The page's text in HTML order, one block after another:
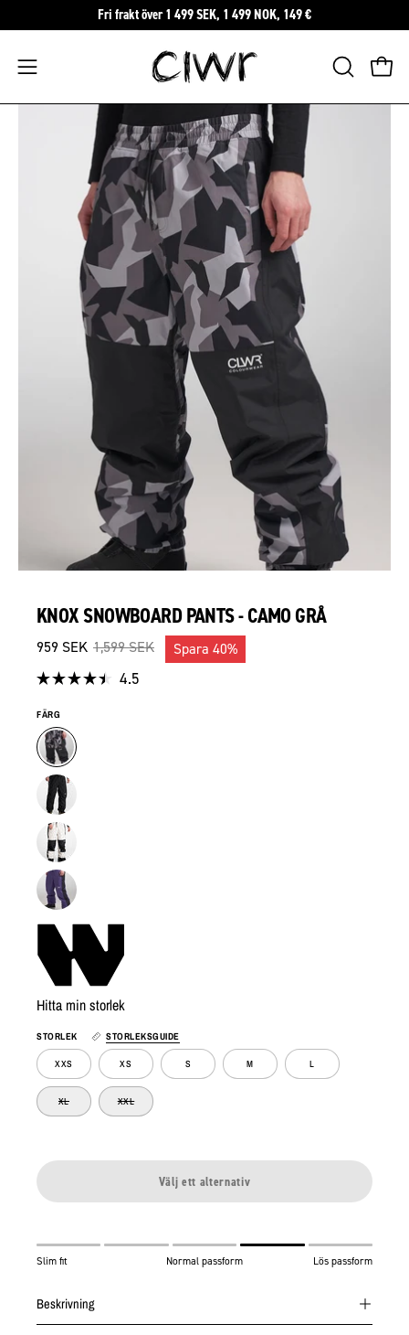
till
innehåll
Fri frakt över 1 499 SEK, 1 499 NOK, 149 €
Öppna
navigeringsmenyn
ÖPPNA
KNOX SNOWBOARD PANTS - CAMO GRÅ
959 SEK 1,599 SEK Spara 40%
4.5
av
5
stjärnor
4.5Klicka
FÄRG
Hitta min storlek
STORLEK STORLEKSGUIDE
XXS XS S M L
XL XXL
Välj ett alternativ
Slim fit Normal passform Lös passform
Beskrivning